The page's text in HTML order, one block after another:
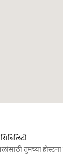
तुमच्या